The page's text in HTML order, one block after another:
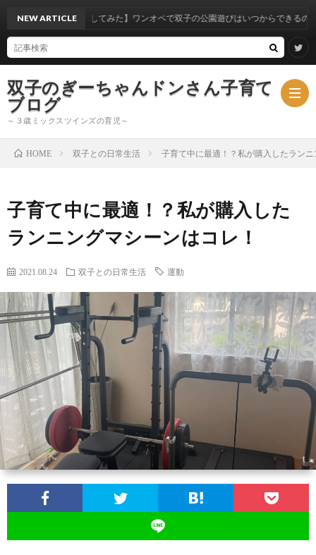
双子のぎーちゃんドンさん子育て
ブログ
～３歳ミックスツインズの育児～
ス
ツ
ズ
の
NEW ARTICLE
から考察してみた】ワンオペで双子の公園遊びはいつからできるのか？
HOME 双子との日常生活 子育て中に最適！？私が購入したラン
子育て中に最適！？私が購入した
ランニングマシーンはコレ！
2021.08.24 双子との日常生活 運動